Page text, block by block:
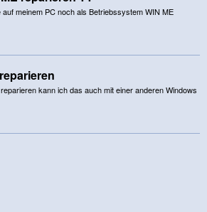
meinem PC noch als Betriebssystem WIN ME
kann ich das auch mit einer anderen Windows